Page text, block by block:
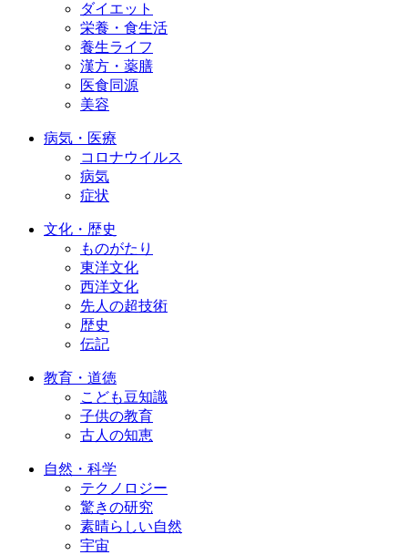
ダイエット
栄養・食生活
養生ライフ
漢方・薬膳
医食同源
美容
病気・医療
コロナウイルス
病気
症状
文化・歴史
ものがたり
東洋文化
西洋文化
先人の超技術
歴史
伝記
教育・道徳
こども豆知識
子供の教育
古人の知恵
自然・科学
テクノロジー
驚きの研究
素晴らしい自然
宇宙